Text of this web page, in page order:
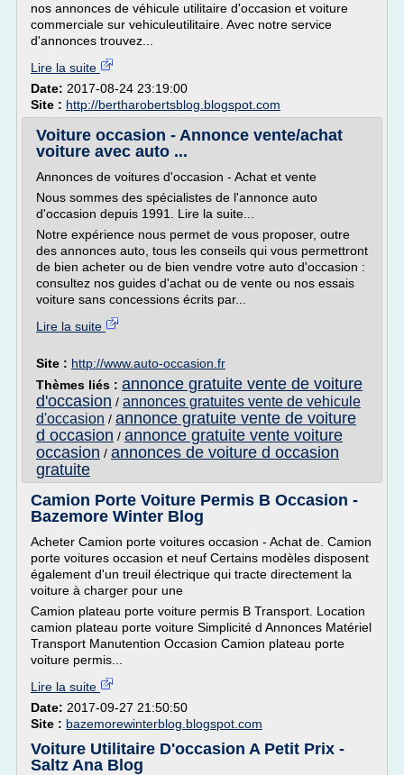
nos annonces de véhicule utilitaire d'occasion et voiture
commerciale sur vehiculeutilitaire. Avec notre service
d'annonces trouvez...
Lire la suite
Date: 2017-08-24 23:19:00
Site : http://bertharobertsblog.blogspot.com
Voiture occasion - Annonce vente/achat
voiture avec auto ...
Annonces de voitures d'occasion - Achat et vente
Nous sommes des spécialistes de l'annonce auto
d'occasion depuis 1991. Lire la suite...
Notre expérience nous permet de vous proposer, outre
des annonces auto, tous les conseils qui vous permettront
de bien acheter ou de bien vendre votre auto d'occasion :
consultez nos guides d'achat ou de vente ou nos essais
voiture sans concessions écrits par...
Lire la suite
Site : http://www.auto-occasion.fr
Thèmes liés : annonce gratuite vente de voiture
d'occasion / annonces gratuites vente de vehicule
d'occasion / annonce gratuite vente de voiture
d occasion / annonce gratuite vente voiture
occasion / annonces de voiture d occasion
gratuite
Camion Porte Voiture Permis B Occasion -
Bazemore Winter Blog
Acheter Camion porte voitures occasion - Achat de. Camion
porte voitures occasion et neuf Certains modèles disposent
également d'un treuil électrique qui tracte directement la
voiture à charger pour une
Camion plateau porte voiture permis B Transport. Location
camion plateau porte voiture Simplicité d Annonces Matériel
Transport Manutention Occasion Camion plateau porte
voiture permis...
Lire la suite
Date: 2017-09-27 21:50:50
Site : bazemorewinterblog.blogspot.com
Voiture Utilitaire D'occasion A Petit Prix -
Saltz Ana Blog